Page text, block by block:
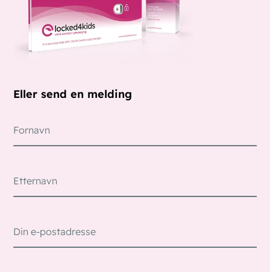
Eller send en melding